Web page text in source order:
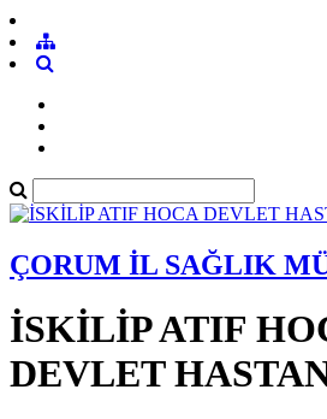
ÇORUM İL SAĞLIK
İSKİLİP ATIF
DEVLET